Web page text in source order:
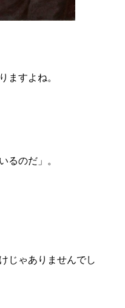
ますよね。
るのだ」。
じゃありませんでし